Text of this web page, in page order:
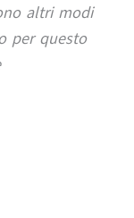
altri modi
per questo